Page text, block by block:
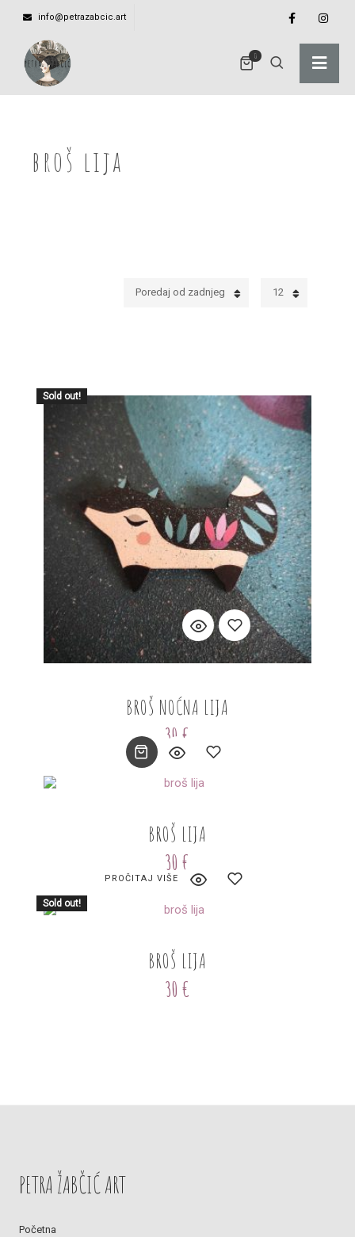
info@petrazabcic.art
0
broš lija
12
Poredaj od zadnjeg
BROŠ NOĆNA LIJA
30 €
Sold out!
PROČITAJ VIŠE
wishlist
BROŠ LIJA
30 €
wishlist
BROŠ LIJA
30 €
Sold out!
PROČITAJ VIŠE
PETRA ŽABČIĆ ART
Početna